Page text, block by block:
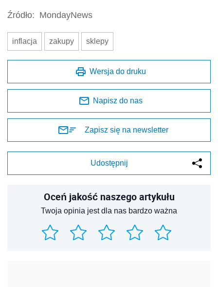
Źródło: MondayNews
inflacja zakupy sklepy
Wersja do druku
Napisz do nas
Zapisz się na newsletter
Udostępnij
Oceń jakość naszego artykułu
Twoja opinia jest dla nas bardzo ważna